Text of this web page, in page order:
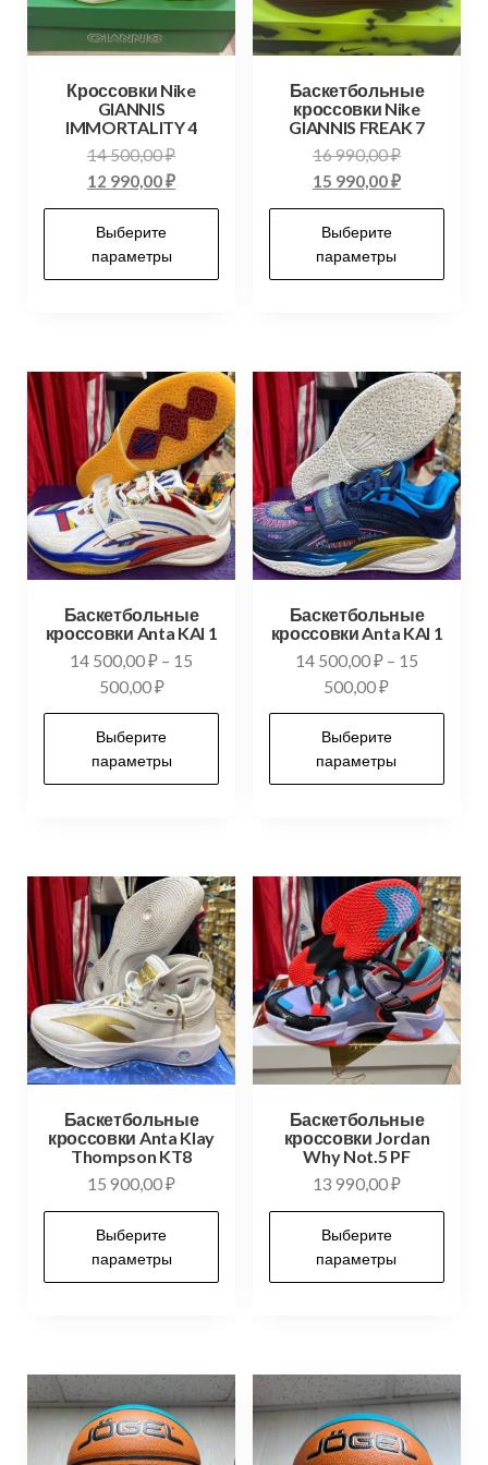
Кроссовки Nike
GIANNIS
IMMORTALITY 4
14 500,00₽
12 990,00₽
Выберите
параметры
Баскетбольные
кроссовки Nike
GIANNIS FREAK 7
16 990,00₽
15 990,00₽
Выберите
параметры
Баскетбольные
кроссовки Anta KAI 1
14 500,00₽ – 15
500,00₽
Выберите
параметры
Баскетбольные
кроссовки Anta KAI 1
14 500,00₽ – 15
500,00₽
Выберите
параметры
Баскетбольные
кроссовки Anta Klay
Thompson KT8
15 900,00₽
Выберите
параметры
Баскетбольные
кроссовки Jordan
Why Not.5 PF
13 990,00₽
Выберите
параметры